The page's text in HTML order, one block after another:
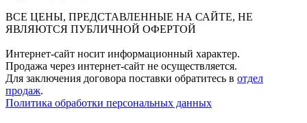
ВСЕ ЦЕНЫ, ПРЕДСТАВЛЕННЫЕ НА САЙТЕ, НЕ
ЯВЛЯЮТСЯ ПУБЛИЧНОЙ ОФЕРТОЙ
Интернет-сайт носит информационный характер.
Продажа через интернет-сайт не осуществляется.
Для заключения договора поставки обратитесь в отдел
продаж.
Политика обработки персональных данных